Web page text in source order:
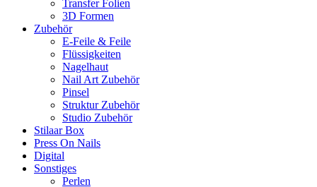
Transfer Folien
3D Formen
Zubehör
E-Feile & Feile
Flüssigkeiten
Nagelhaut
Nail Art Zubehör
Pinsel
Struktur Zubehör
Studio Zubehör
Stilaar Box
Press On Nails
Digital
Sonstiges
Perlen